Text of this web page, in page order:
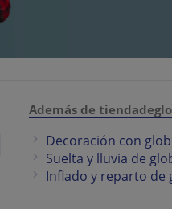
Además de
Decoración con
Suelta y lluvia de
Inflado y reparto de